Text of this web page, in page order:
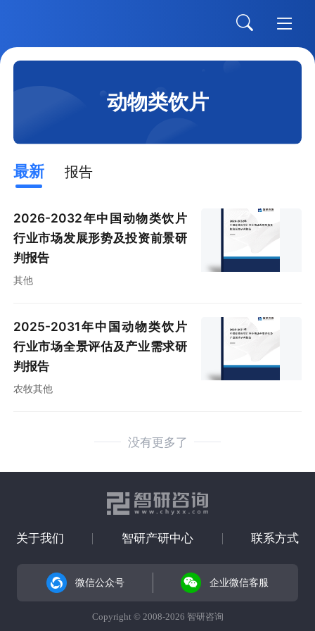
动物类饮片
最新 报告
2026-2032年中国动物类饮片
行业市场发展形势及投资前景研
判报告
其他
2025-2031年中国动物类饮片
行业市场全景评估及产业需求研
判报告
农牧其他
没有更多了
关于我们 智研产研中心 联系方式
微信公众号 企业微信客服
Copyright © 2008-2026 智研咨询